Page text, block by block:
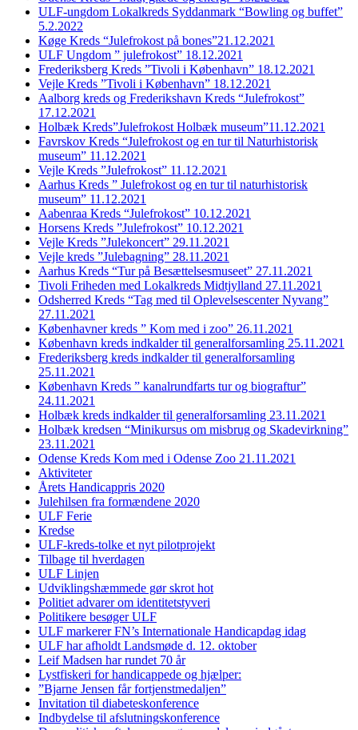
ULF-ungdom Lokalkreds Syddanmark “Bowling og buffet”
5.2.2022
Køge Kreds “Julefrokost på bones”21.12.2021
ULF Ungdom ” julefrokost” 18.12.2021
Frederiksberg Kreds ”Tivoli i København” 18.12.2021
Vejle Kreds ”Tivoli i København” 18.12.2021
Aalborg kreds og Frederikshavn Kreds “Julefrokost”
17.12.2021
Holbæk Kreds”Julefrokost Holbæk museum”11.12.2021
Favrskov Kreds “Julefrokost og en tur til Naturhistorisk
museum” 11.12.2021
Vejle Kreds ”Julefrokost” 11.12.2021
Aarhus Kreds ” Julefrokost og en tur til naturhistorisk
museum” 11.12.2021
Aabenraa Kreds “Julefrokost” 10.12.2021
Horsens Kreds ”Julefrokost” 10.12.2021
Vejle Kreds ”Julekoncert” 29.11.2021
Vejle kreds ”Julebagning” 28.11.2021
Aarhus Kreds “Tur på Besættelsesmuseet” 27.11.2021
Tivoli Friheden med Lokalkreds Midtjylland 27.11.2021
Odsherred Kreds “Tag med til Oplevelsescenter Nyvang”
27.11.2021
Københavner kreds ” Kom med i zoo” 26.11.2021
København kreds indkalder til generalforsamling 25.11.2021
Frederiksberg kreds indkalder til generalforsamling
25.11.2021
København Kreds ” kanalrundfarts tur og biograftur”
24.11.2021
Holbæk kreds indkalder til generalforsamling 23.11.2021
Holbæk kredsen “Minikursus om misbrug og Skadevirkning”
23.11.2021
Odense Kreds Kom med i Odense Zoo 21.11.2021
Aktiviteter
Årets Handicappris 2020
Julehilsen fra formændene 2020
ULF Ferie
Kredse
ULF-kreds-tolke et nyt pilotprojekt
Tilbage til hverdagen
ULF Linjen
Udviklingshæmmede gør skrot hot
Politiet advarer om identitetstyveri
Politikere besøger ULF
ULF markerer FN’s Internationale Handicapdag idag
ULF har afholdt Landsmøde d. 12. oktober
Leif Madsen har rundet 70 år
Lystfiskeri for handicappede og hjælper:
”Bjarne Jensen får fortjenstmedaljen”
Invitation til diabeteskonference
Indbydelse til afslutningskonference